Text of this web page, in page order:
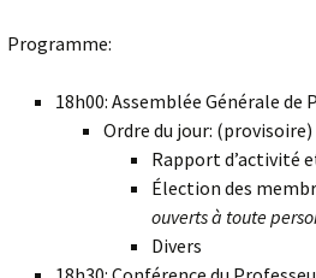
Programme:
18h00: Assemblée Générale de
Ordre du jour: (provisoire)
Rapport d’activité
Élection des
ouverts à toute
Divers